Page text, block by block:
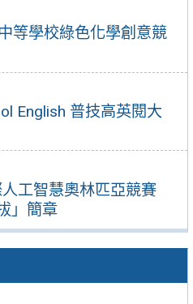
等學校綠色化學創意競
English 普技高英閱大
工智慧奧林匹亞競賽
」簡章